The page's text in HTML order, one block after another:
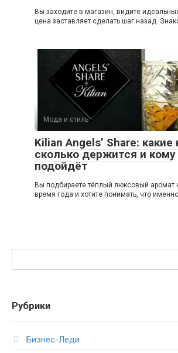
Вы заходите в магазин, видите
цена заставляет сделать шаг назад.
Мода и стиль
Kilian Angels’ Share:
сколько держится и кому
подойдёт
Вы подбираете тёплый люксовый аромат
время года и хотите понимать, что именно
Рубрики
Бизнес-Леди